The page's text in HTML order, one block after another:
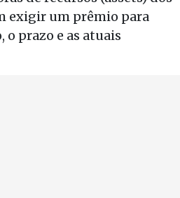
exigir um prêmio para
prazo e as atuais